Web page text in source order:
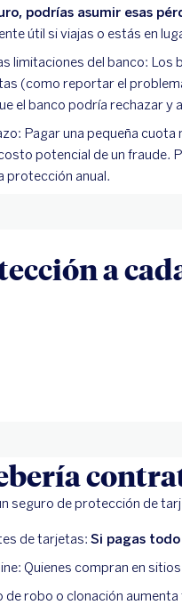
podrías asumir esas
útil si viajas o estás en
limitaciones del banco:
(como reportar el
el banco podría rechazar y
Pagar una pequeña
potencial de un fraude.
protección anual.
a
seguro de protección de
de tarjetas: Si pagas
Quienes compran en
de robo o clonación aumenta